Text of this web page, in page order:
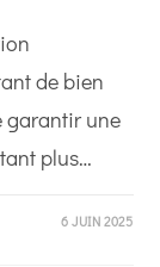
de bien
garantir une
plus…
6 JUIN 2025